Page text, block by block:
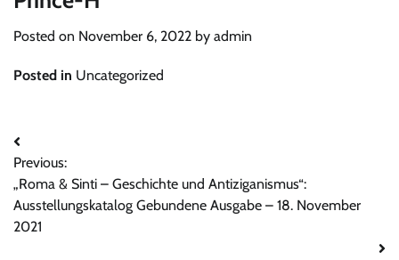
Posted on November 6, 2022 by admin
Posted in Uncategorized
Beitrags-
Navigation
Previous:
„Roma & Sinti – Geschichte und Antiziganismus“:
Ausstellungskatalog Gebundene Ausgabe – 18. November
2021